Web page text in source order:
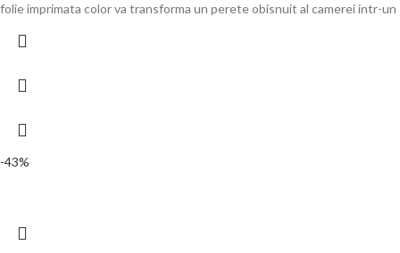
folie imprimata color va transforma un perete obisnuit al camerei intr-un
-43%